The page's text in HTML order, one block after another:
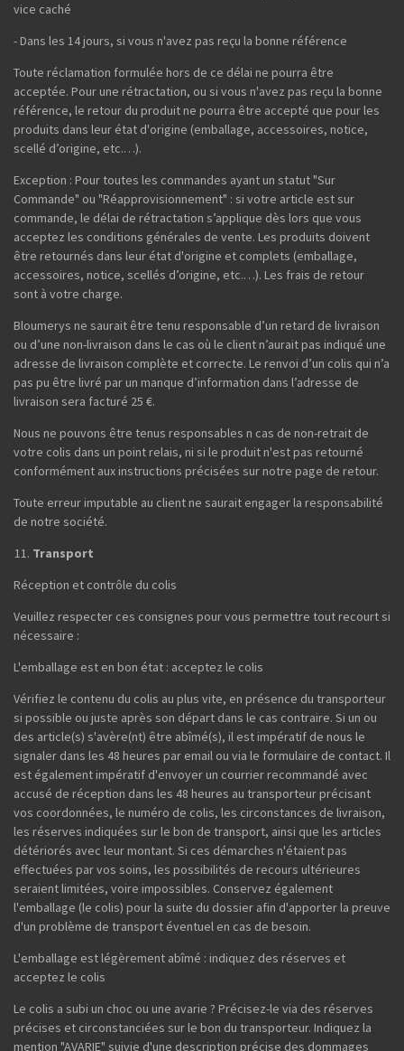
vice caché
- Dans les 14 jours, si vous n'avez pas reçu la bonne référence
Toute réclamation formulée hors de ce délai ne pourra être
acceptée. Pour une rétractation, ou si vous n'avez pas reçu la bonne
référence, le retour du produit ne pourra être accepté que pour les
produits dans leur état d'origine (emballage, accessoires, notice,
scellé d’origine, etc.…).
Exception : Pour toutes les commandes ayant un statut "Sur
Commande" ou "Réapprovisionnement" : si votre article est sur
commande, le délai de rétractation s’applique dès lors que vous
acceptez les conditions générales de vente. Les produits doivent
être retournés dans leur état d'origine et complets (emballage,
accessoires, notice, scellés d’origine, etc.…). Les frais de retour
sont à votre charge.
Bloumerys ne saurait être tenu responsable d’un retard de livraison
ou d’une non-livraison dans le cas où le client n’aurait pas indiqué une
adresse de livraison complète et correcte. Le renvoi d’un colis qui n’a
pas pu être livré par un manque d’information dans l’adresse de
livraison sera facturé 25 €.
Nous ne pouvons être tenus responsables n cas de non-retrait de
votre colis dans un point relais, ni si le produit n'est pas retourné
conformément aux instructions précisées sur notre page de retour.
Toute erreur imputable au client ne saurait engager la responsabilité
de notre société.
Transport
Réception et contrôle du colis
Veuillez respecter ces consignes pour vous permettre tout recourt si
nécessaire :
L'emballage est en bon état : acceptez le colis
Vérifiez le contenu du colis au plus vite, en présence du transporteur
si possible ou juste après son départ dans le cas contraire. Si un ou
des article(s) s'avère(nt) être abîmé(s), il est impératif de nous le
signaler dans les 48 heures par email ou via le formulaire de contact. Il
est également impératif d'envoyer un courrier recommandé avec
accusé de réception dans les 48 heures au transporteur précisant
vos coordonnées, le numéro de colis, les circonstances de livraison,
les réserves indiquées sur le bon de transport, ainsi que les articles
détériorés avec leur montant. Si ces démarches n'étaient pas
effectuées par vos soins, les possibilités de recours ultérieures
seraient limitées, voire impossibles. Conservez également
l'emballage (le colis) pour la suite du dossier afin d'apporter la preuve
d'un problème de transport éventuel en cas de besoin.
L'emballage est légèrement abîmé : indiquez des réserves et
acceptez le colis
Le colis a subi un choc ou une avarie ? Précisez-le via des réserves
précises et circonstanciées sur le bon du transporteur. Indiquez la
mention "AVARIE" suivie d'une description précise des dommages